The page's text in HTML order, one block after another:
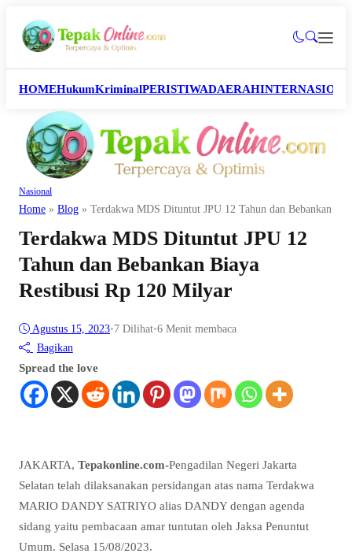
HOMEHukumKriminalPERISTIWADAERAH
Nasional
Home » Blog » Terdakwa MDS Dituntut JPU 12 Tahun dan Bebankan
Terdakwa MDS Dituntut JPU 12
Tahun dan Bebankan Biaya
Restibusi Rp 120 Milyar
Agustus 15, 2023•7 Dilihat•6 Menit membaca
Bagikan
Spread the love
JAKARTA, Tepakonline.com-Pengadilan Negeri Jakarta
Selatan telah dilaksanakan persidangan atas nama Terdakwa
MARIO DANDY SATRIYO alias DANDY dengan agenda
sidang yaitu pembacaan amar tuntutan oleh Jaksa Penuntut
Umum. Selasa 15/08/2023.